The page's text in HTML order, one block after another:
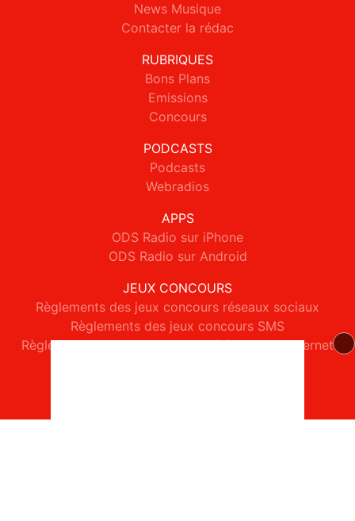
News Musique
Contacter la rédac
RUBRIQUES
Bons Plans
Emissions
Concours
PODCASTS
Podcasts
Webradios
APPS
ODS Radio sur iPhone
ODS Radio sur Android
JEUX CONCOURS
Règlements des jeux concours réseaux sociaux
Règlements des jeux concours SMS
Règlements des jeux concours téléphone et internet